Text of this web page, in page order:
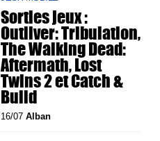
Sorties jeux :
Outliver: Tribulation,
The Walking Dead:
Aftermath, Lost
Twins 2 et Catch &
Build
16/07Alban